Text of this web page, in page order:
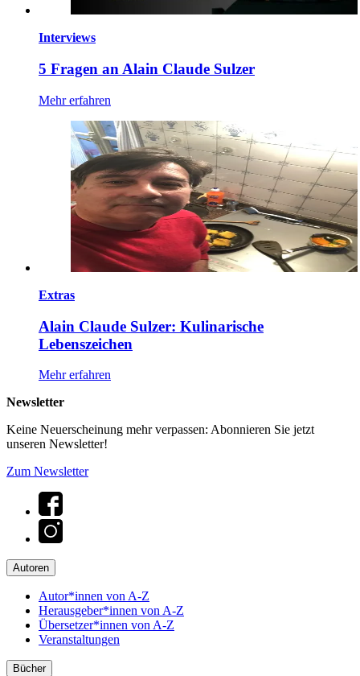
Interviews
5 Fragen an Alain Claude Sulzer
Mehr erfahren
Extras
Alain Claude Sulzer: Kulinarische
Lebenszeichen
Mehr erfahren
Newsletter
Keine Neuerscheinung mehr verpassen: Abonnieren Sie jetzt
unseren Newsletter!
Zum Newsletter
Autoren
Autor*innen von A-Z
Herausgeber*innen von A-Z
Übersetzer*innen von A-Z
Veranstaltungen
Bücher